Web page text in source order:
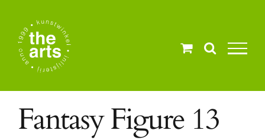
inhoud
Fantasy Figure 13